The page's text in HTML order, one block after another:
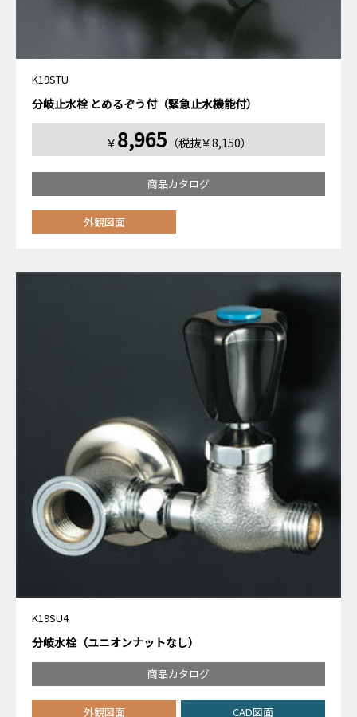
K19STU
分岐止水栓 とめるぞう付（緊急止水機能付）
￥ 8,965 （税抜￥8,150）
商品カタログ
外観図面
K19SU4
分岐水栓（ユニオンナットなし）
商品カタログ
外観図面 CAD図面